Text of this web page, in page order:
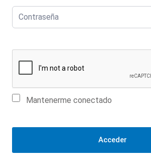
Mantenerme conectado
Acceder